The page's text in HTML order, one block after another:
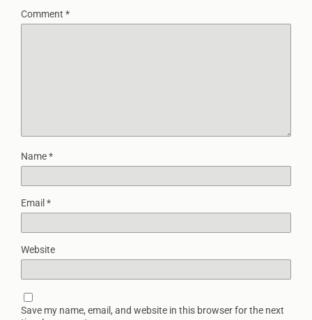
Comment *
Name*
Email *
Website
Save my name, email, and website in this browser for the next